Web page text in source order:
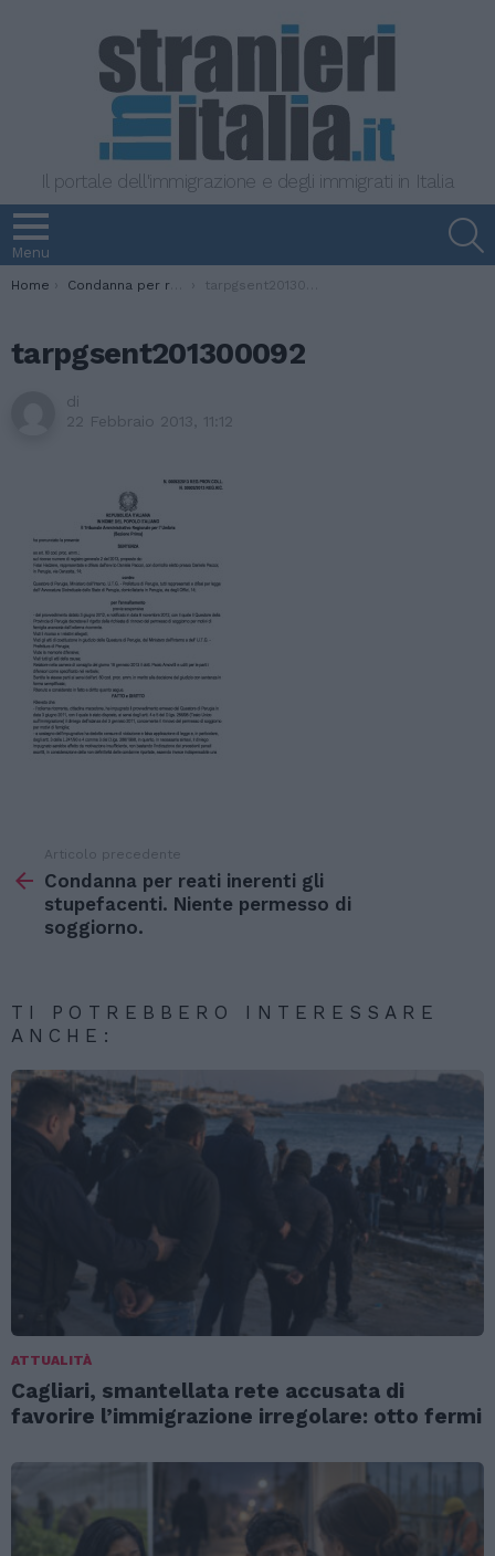
Il portale dell'immigrazione e degli immigrati in Italia
Menu
You are here:
Home Condanna per reati inerenti gli stupefacenti. Niente permesso di soggiorno. tarpgsent201300092
tarpgsent201300092
di
22 Febbraio 2013, 11:12
di
Articolo precedente
Condanna per reati inerenti gli
stupefacenti. Niente permesso di
soggiorno.
TI POTREBBERO INTERESSARE
ANCHE:
ATTUALITÀ
Cagliari, smantellata rete accusata di
favorire l’immigrazione irregolare: otto fermi